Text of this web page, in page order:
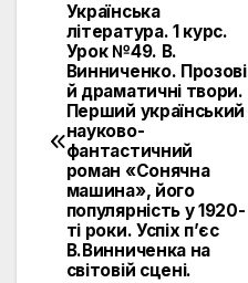
Навигация
по
записям
Українська
література. 1 курс.
Урок №49. В.
Винниченко. Прозові
й драматичні твори.
Перший український
науково-
фантастичний
роман «Сонячна
машина», його
популярність у 1920-
ті роки. Успіх п’єс
В.Винниченка на
світовій сцені.